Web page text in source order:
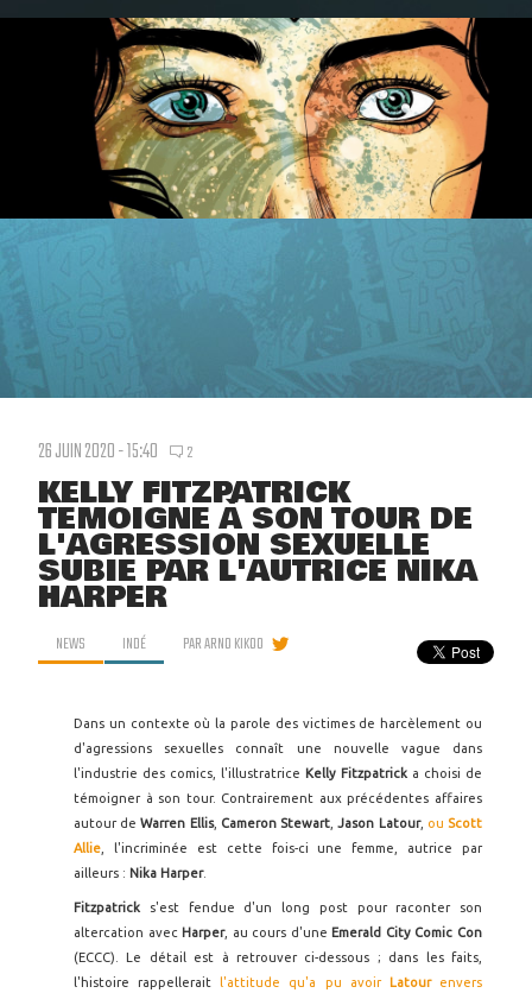
26 JUIN 2020 - 15:40 2
KELLY FITZPATRICK
TÉMOIGNE À SON TOUR DE
L'AGRESSION SEXUELLE
SUBIE PAR L'AUTRICE NIKA
HARPER
NEWS INDÉ PARARNO KIKOO
Dans un contexte où la parole des victimes de harcèlement ou
d'agressions sexuelles connaît une nouvelle vague dans
l'industrie des comics, l'illustratrice Kelly Fitzpatrick a choisi de
témoigner à son tour. Contrairement aux précédentes affaires
autour deWarren Ellis, Cameron Stewart ,Jason Latour, ou Scott
Allie , l'incriminée est cette fois-ci une femme, autrice par
ailleurs : Nika Harper.
Fitzpatrick
s'est fendue d'un long post pour raconter son
altercation avec Harper, au cours d'une Emerald City Comic Con
(ECCC). Le détail est à retrouver ci-dessous ; dans les faits,
l'histoire rappellerait l'attitude qu'a pu avoir Latour envers